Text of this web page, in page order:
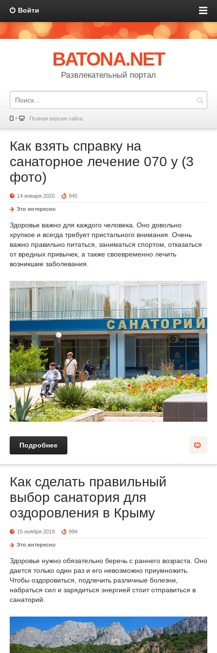
Войти
BATONA.NET
Развлекательный портал
Полная версия сайта
Как взять справку на
санаторное лечение 070 у (3
фото)
14 января 2020 845
Это интересно
Здоровье важно для каждого человека. Оно довольно
хрупкое и всегда требует пристального внимания. Очень
важно правильно питаться, заниматься спортом, отказаться
от вредных привычек, а также своевременно лечить
возникшие заболевания.
Подробнее
Как сделать правильный
выбор санатория для
оздоровления в Крыму
15 ноября 2019 994
Это интересно
Здоровье нужно обязательно беречь с раннего возраста. Оно
дается только один раз и его невозможно приумножить.
Чтобы оздоровиться, подлечить различные болезни,
набраться сил и зарядиться энергией стоит отправиться в
санаторий.